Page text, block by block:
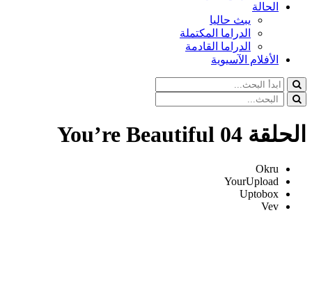
الحالة
يبث حاليا
الدراما المكتملة
الدراما القادمة
الأفلام الآسيوية
الحلقة 04 You’re Beautiful
Okru
YourUpload
Uptobox
Vev